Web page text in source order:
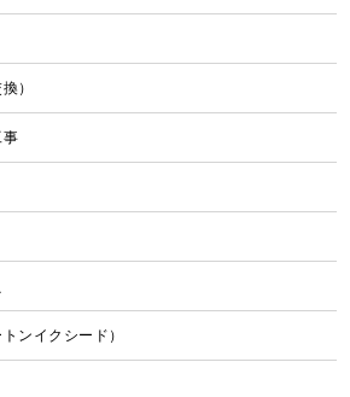
）
事
ンイクシード）